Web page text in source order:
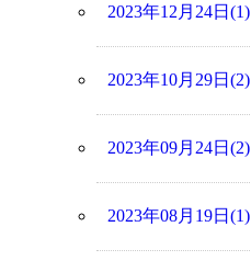
2023年12月24日(1)
2023年10月29日(2)
2023年09月24日(2)
2023年08月19日(1)